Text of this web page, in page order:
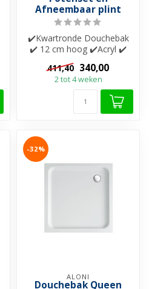
Afneembaar plint
✔️Kwartronde Douchebak
✔️ 12 cm hoog ✔️Acryl ✔️
potenset ...
411,40 340,00
2 tot 4 weken
-32%
ALONI
Douchebak Queen